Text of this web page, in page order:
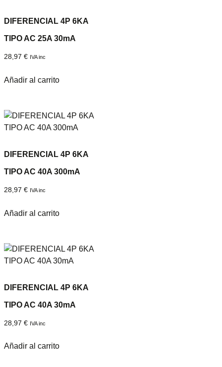
DIFERENCIAL 4P 6KA
TIPO AC 25A 30mA
28,97 € IVA inc
Añadir al carrito
DIFERENCIAL 4P 6KA
TIPO AC 40A 300mA
28,97 € IVA inc
Añadir al carrito
DIFERENCIAL 4P 6KA
TIPO AC 40A 30mA
28,97 € IVA inc
Añadir al carrito